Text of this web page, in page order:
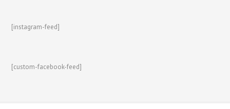
[instagram-feed]
[custom-facebook-feed]